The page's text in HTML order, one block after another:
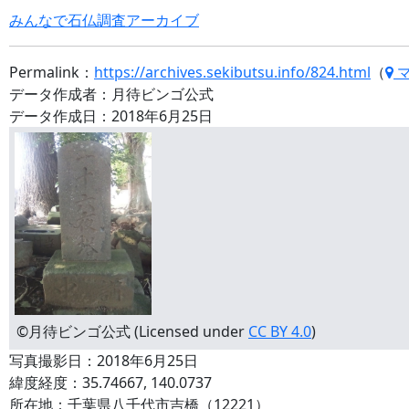
みんなで石仏調査アーカイブ
Permalink： https://archives.sekibutsu.info/824.html （
データ作成者：月待ビンゴ公式
データ作成日：2018年6月25日
©月待ビンゴ公式 (Licensed under CC BY 4.0)
写真撮影日：2018年6月25日
緯度経度：35.74667, 140.0737
所在地：千葉県八千代市吉橋（12221）